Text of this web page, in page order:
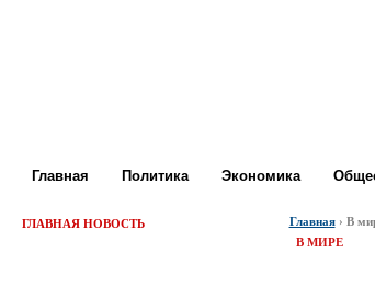
Главная Политика Экономика
ГЛАВНАЯ НОВОСТЬ Главная› В
В МИРЕ